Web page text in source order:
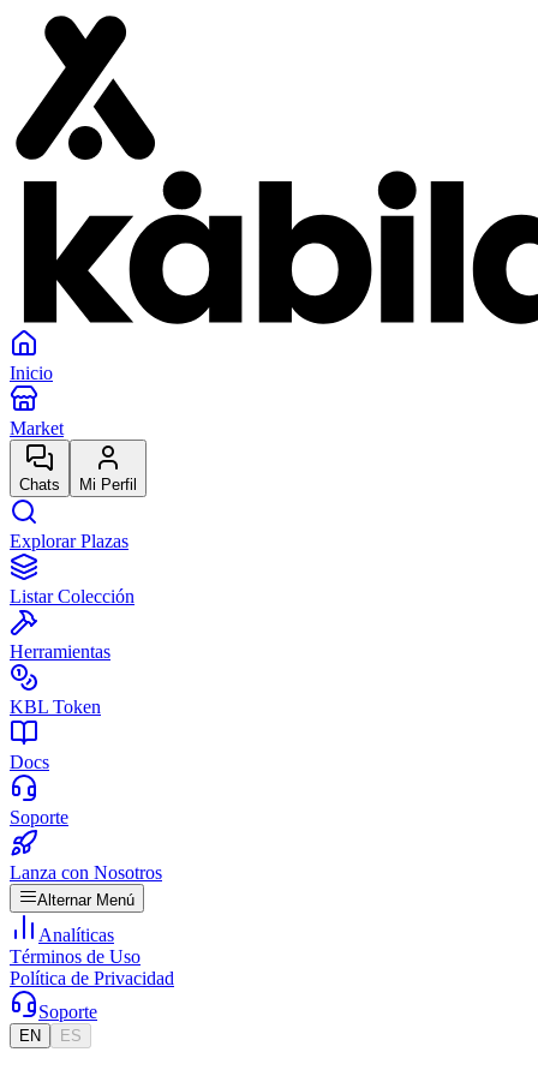
Inicio
Market
Chats Mi Perfil
Explorar Plazas
Listar Colección
Herramientas
KBL Token
Docs
Soporte
Lanza con Nosotros
Alternar Menú
Analíticas
Términos de Uso
Política de Privacidad
Soporte
EN ES